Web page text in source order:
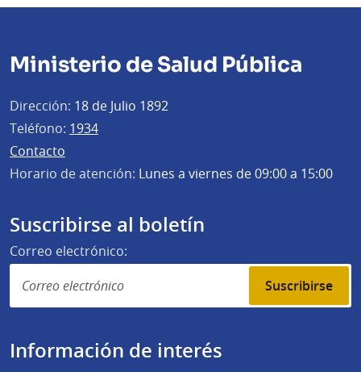
Ministerio de Salud Pública
Dirección: 18 de Julio 1892
Teléfono: 1934
Contacto
Horario de atención: Lunes a viernes de 09:00 a 15:00
Suscribirse al boletín
Correo electrónico:
Suscribirse
Información de interés